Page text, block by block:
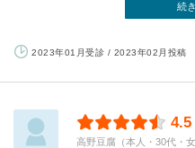
続
2023年01月受診 / 2023年02月投稿
4.5
高野豆腐（本人・30代・